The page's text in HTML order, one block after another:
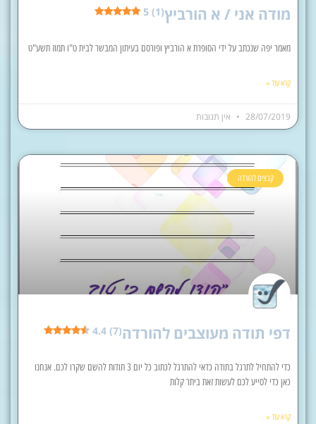
מודה אני / א הורביץ5 (1)
מאמר יפה שנכתב על ידי הסופרת א הורביץ ופורסם בעיתון המבשר לבית ט"ו תמוז תשע"ט
קרא עוד »
28/07/2019 אין תגובות
קבצים להורדה
דפי תודה מעוצבים להורדה4.4 (7)
כדי להתחיל לתרגל בתודה כדאי להתרגל לכתוב כל יום 3 תודות להשם שקרו לכם. אנחנו
כאן כדי לסייע לכם לעשות זאת ביתר קלות
קרא עוד »